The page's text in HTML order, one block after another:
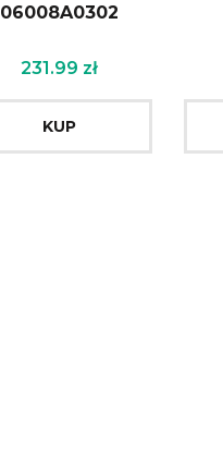
06008A0302
231.99 zł
KUP